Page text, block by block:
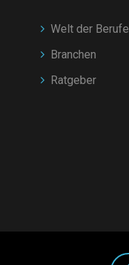
Welt der Berufe
Branchen
Ratgeber